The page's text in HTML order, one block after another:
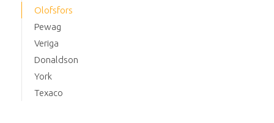
Olofsfors
Pewag
Veriga
Donaldson
York
Texaco